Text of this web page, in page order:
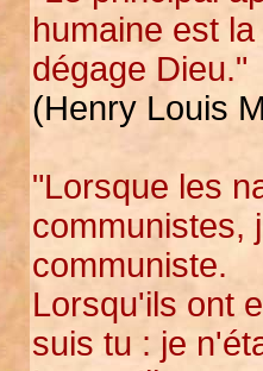
humaine est
dégage Dieu."
(Henry Louis
"Lorsque les
communistes,
communiste.
Lorsqu'ils ont
suis tu : je